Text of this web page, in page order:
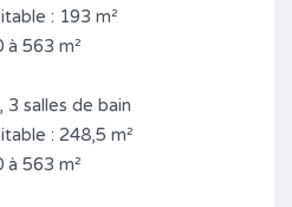
: 193 m²
à 563 m²
3 salles de bain
: 248,5 m²
à 563 m²